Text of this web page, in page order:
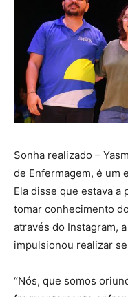
Sonha realizado –
de Enfermagem, é um
Ela disse que estava a
tomar conhecimento
através do Instagram,
impulsionou realizar
“Nós, que somos